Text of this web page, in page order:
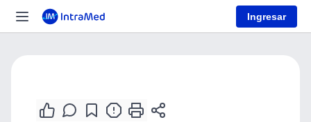
Ingresar